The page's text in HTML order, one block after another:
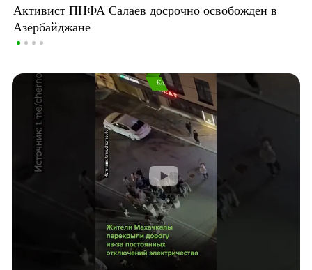
Активист ПНФА Салаев досрочно освобожден в
Азербайджане